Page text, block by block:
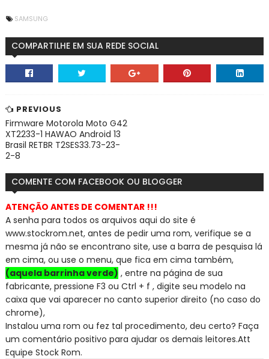
SAMSUNG
COMPARTILHE EM SUA REDE SOCIAL
PREVIOUS
Firmware Motorola Moto G42
XT2233-1 HAWAO Android 13
Brasil RETBR T2SES33.73-23-
2-8
COMENTE COM FACEBOOK OU BLOGGER
ATENÇÃO ANTES DE COMENTAR !!!
A senha para todos os arquivos aqui do site é
www.stockrom.net, antes de pedir uma rom, verifique se a
mesma já não se encontrano site, use a barra de pesquisa lá
em cima, ou use o menu, que fica em cima também,
(aquela barrinha verde) , entre na página de sua
fabricante, pressione F3 ou Ctrl + f , digite seu modelo na
caixa que vai aparecer no canto superior direito (no caso do
chrome),
Instalou uma rom ou fez tal procedimento, deu certo? Faça
um comentário positivo para ajudar os demais leitores.Att
Equipe Stock Rom.